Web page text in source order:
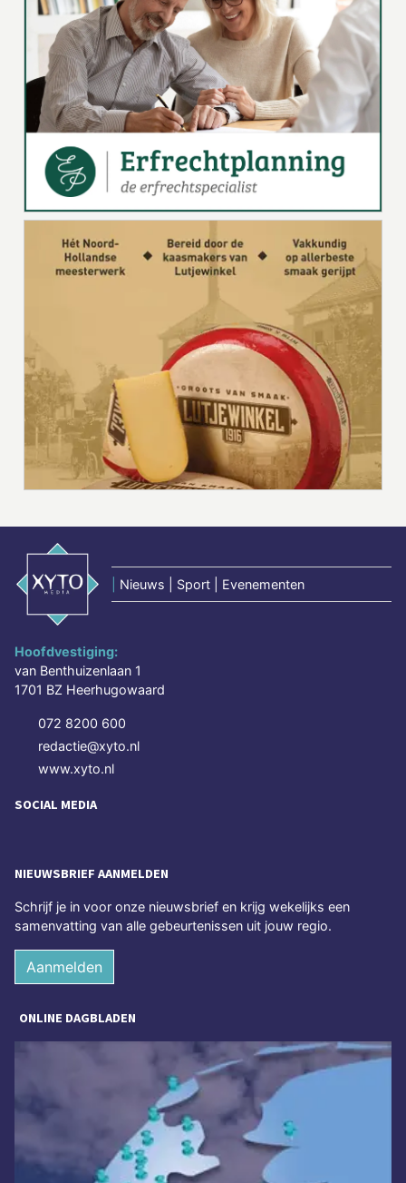
Nieuws | Sport | Evenementen
Hoofdvestiging:
van Benthuizenlaan 1
1701 BZ Heerhugowaard
072 8200 600
redactie@xyto.nl
www.xyto.nl
SOCIAL MEDIA
NIEUWSBRIEF AANMELDEN
Schrijf je in voor onze nieuwsbrief en krijg wekelijks een
samenvatting van alle gebeurtenissen uit jouw regio.
Aanmelden
ONLINE DAGBLADEN